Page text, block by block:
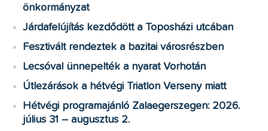
önkormányzat
Járdafelújítás kezdődött a Toposházi utcában
Fesztivált rendeztek a bazitai városrészben
Lecsóval ünnepelték a nyarat Vorhotán
Útlezárások a hétvégi Triatlon Verseny miatt
Hétvégi programajánló Zalaegerszegen: 2026.
július 31 – augusztus 2.